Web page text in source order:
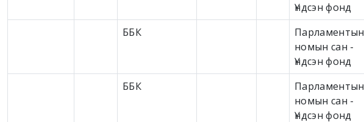
Үндсэн фонд
ББК
Парламентын
номын сан -
Үндсэн фонд
ББК
Парламентын
номын сан -
Үндсэн фонд